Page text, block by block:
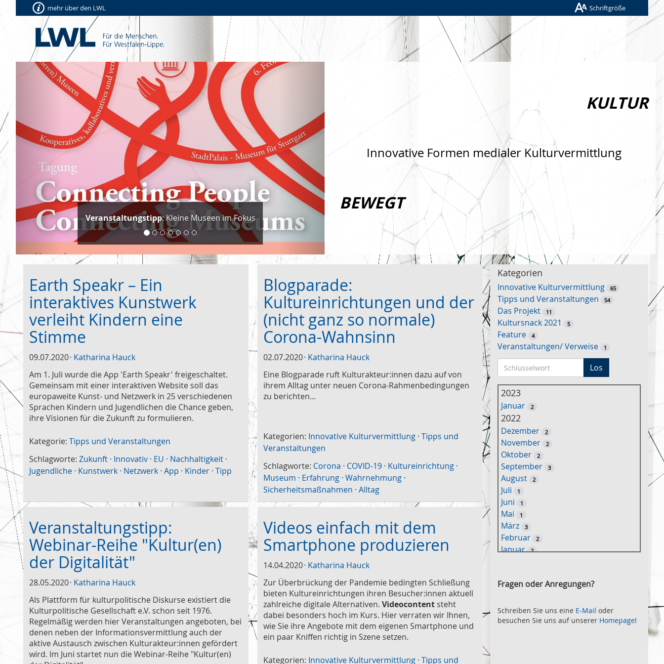
mehr über den LWL Schriftgröße
Veranstaltungstipp: Kleine Museen im Fokus
Vorherige
KULTUR
Innovative Formen medialer Kulturvermittlung
BEWEGT
Earth Speakr – Ein
interaktives Kunstwerk
verleiht Kindern eine
Stimme
09.07.2020 Katharina Hauck
Am 1. Juli wurde die App 'Earth Speakr' freigeschaltet.
Gemeinsam mit einer interaktiven Website soll das
europaweite Kunst- und Netzwerk in 25 verschiedenen
Sprachen Kindern und Jugendlichen die Chance geben,
ihre Visionen für die Zukunft zu formulieren.
Kategorie: Tipps und Veranstaltungen
Schlagworte: Zukunft · Innovativ · EU · Nachhaltigkeit ·
Jugendliche · Kunstwerk · Netzwerk · App · Kinder · Tipp
Blogparade:
Kultureinrichtungen und der
(nicht ganz so normale)
Corona-Wahnsinn
02.07.2020 Katharina Hauck
Eine Blogparade ruft Kulturakteur:innen dazu auf von
ihrem Alltag unter neuen Corona-Rahmenbedingungen
zu berichten...
Kategorien: Innovative Kulturvermittlung ·Tipps und
Veranstaltungen
Schlagworte: Corona · COVID-19 · Kultureinrichtung ·
Museum · Erfahrung ·Wahrnehmung ·
Sicherheitsmaßnahmen ·Alltag
Veranstaltungstipp:
Webinar-Reihe "Kultur(en)
der Digitalität"
28.05.2020 Katharina Hauck
Als Plattform für kulturpolitische Diskurse existiert die
Kulturpolitische Gesellschaft e.V. schon seit 1976.
Regelmäßig werden hier Veranstaltungen angeboten, bei
denen neben der Informationsvermittlung auch der
aktive Austausch zwischen Kulturakteur:innen gefördert
wird. Im Juni startet nun die Webinar-Reihe "Kultur(en)
Videos einfach mit dem
Smartphone produzieren
14.04.2020 Katharina Hauck
Zur Überbrückung der Pandemie bedingten Schließung
bieten Kultureinrichtungen ihren Besucher:innen aktuell
zahlreiche digitale Alternativen.Videocontent steht
dabei besonders hoch im Kurs. Hier verraten wir Ihnen,
wie Sie ihre Angebote mit dem eigenen Smartphone und
ein paar Kniffen richtig in Szene setzen.
Kategorien: Innovative Kulturvermittlung ·Tipps und
Kategorien
Innovative Kulturvermittlung 65
Tipps und Veranstaltungen 54
Das Projekt 11
Kultursnack 2021 5
Feature 4
Veranstaltungen/ Verweise 1
c
h
ü
w
o
r
u
c
Los
2023
Januar 2
2022
Dezember 2
November 2
Oktober 2
September 3
August 2
Juli 1
Juni 1
Mai 1
März 3
Februar 2
Januar 2
Oktober 2
August 2
Juli 2
Fragen oder Anregungen?
Schreiben Sie uns eine E-Mail oder
besuchen Sie uns auf unserer Homepage!